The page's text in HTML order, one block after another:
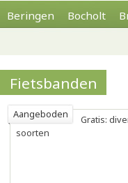
Beringen Bocholt
Fietsbanden
Aangeboden
Gratis:
soorten